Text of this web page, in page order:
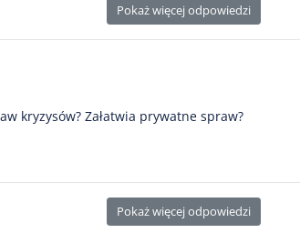
Pokaż więcej odpowiedzi
kryzysów? Załatwia prywatne spraw?
Pokaż więcej odpowiedzi